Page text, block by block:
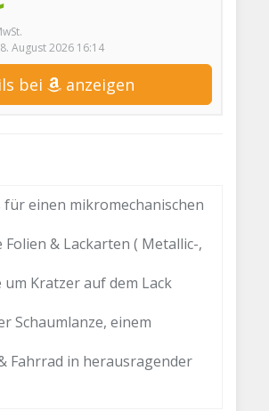
August 2026 16:14
bei anzeigen
für einen mikromechanischen
Folien & Lackarten ( Metallic-,
um Kratzer auf dem Lack
Schaumlanze, einem
Fahrrad in herausragender